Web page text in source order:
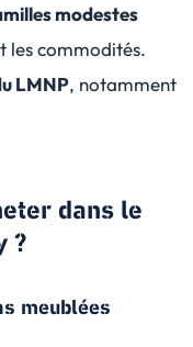
modestes
les commodités.
LMNP, notamment
dans le
?
meublées